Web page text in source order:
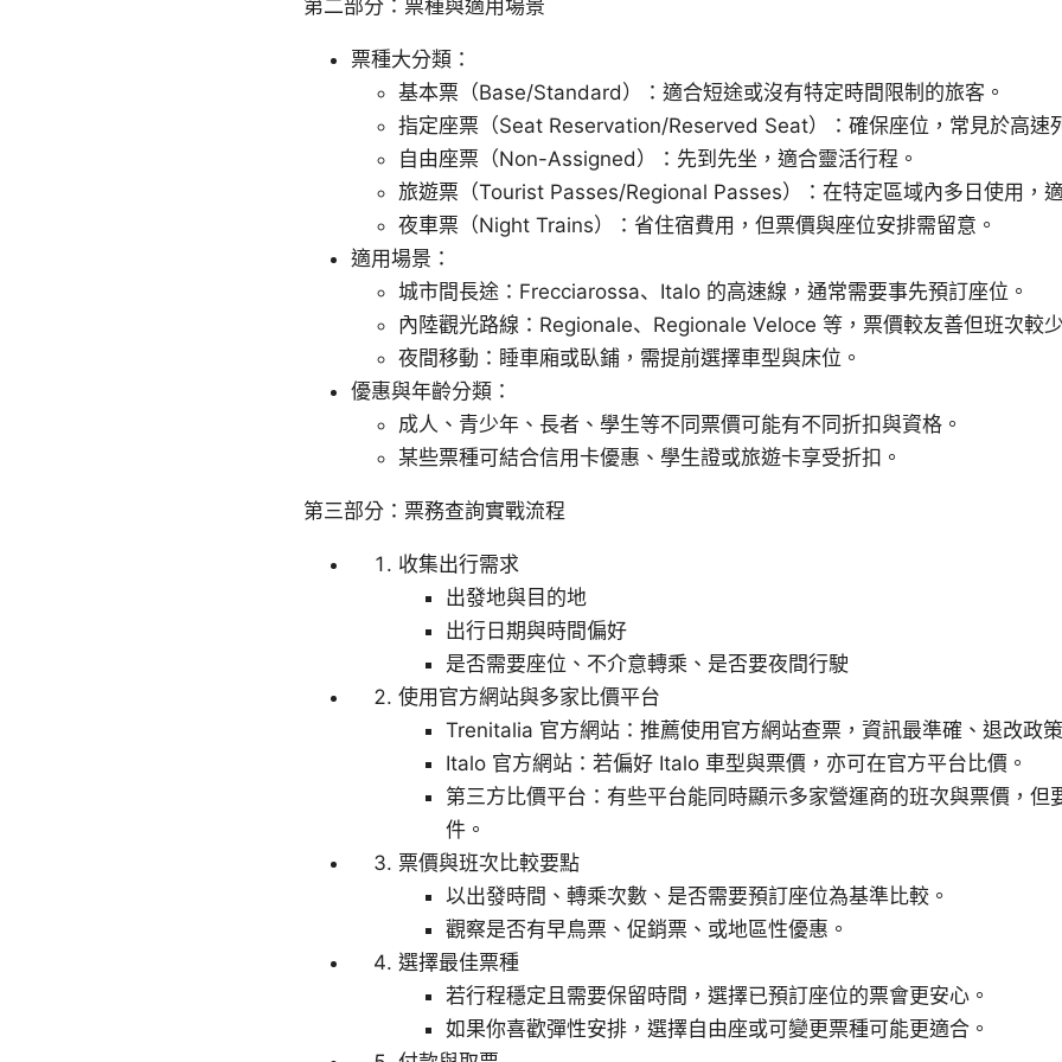
第二部分：票種與適用場景
票種大分類：
基本票（Base/Standard）：適合短途或沒有特定時間限制的旅客。
指定座票（Seat Reservation/Reserved Seat）：確保座位，常見於高速
自由座票（Non-Assigned）：先到先坐，適合靈活行程。
旅遊票（Tourist Passes/Regional Passes）：在特定區域內多日使用，
夜車票（Night Trains）：省住宿費用，但票價與座位安排需留意。
適用場景：
城市間長途：Frecciarossa、Italo 的高速線，通常需要事先預訂座位。
內陸觀光路線：Regionale、Regionale Veloce 等，票價較友善但班次較少
夜間移動：睡車廂或臥鋪，需提前選擇車型與床位。
優惠與年齡分類：
成人、青少年、長者、學生等不同票價可能有不同折扣與資格。
某些票種可結合信用卡優惠、學生證或旅遊卡享受折扣。
第三部分：票務查詢實戰流程
收集出行需求
出發地與目的地
出行日期與時間偏好
是否需要座位、不介意轉乘、是否要夜間行駛
使用官方網站與多家比價平台
Trenitalia 官方網站：推薦使用官方網站查票，資訊最準確、退改政策
Italo 官方網站：若偏好 Italo 車型與票價，亦可在官方平台比價。
第三方比價平台：有些平台能同時顯示多家營運商的班次與票價，但
件。
票價與班次比較要點
以出發時間、轉乘次數、是否需要預訂座位為基準比較。
觀察是否有早鳥票、促銷票、或地區性優惠。
選擇最佳票種
若行程穩定且需要保留時間，選擇已預訂座位的票會更安心。
如果你喜歡彈性安排，選擇自由座或可變更票種可能更適合。